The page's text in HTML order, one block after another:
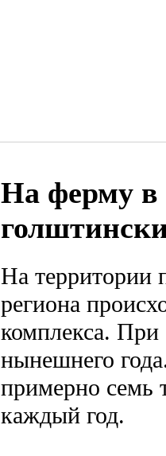
На ферму в
На территории
региона
комплекса. При
нынешнего
примерно семь
каждый год.